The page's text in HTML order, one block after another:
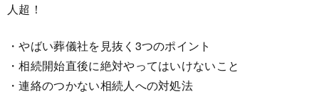
人超！
・やばい葬儀社を見抜く3つのポイント
・相続開始直後に絶対やってはいけないこと
・連絡のつかない相続人への対処法